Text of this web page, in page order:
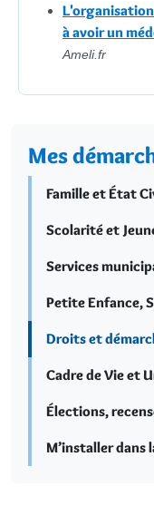
à avoir un
Ameli.fr
Mes
Famille et État
Scolarité et
Services
Petite Enfance,
Droits et
Cadre de Vie et
Élections,
M’installer dans